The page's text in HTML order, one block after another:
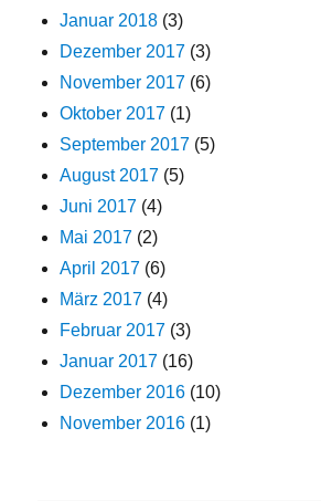
Januar 2018 (3)
Dezember 2017 (3)
November 2017 (6)
Oktober 2017 (1)
September 2017 (5)
August 2017 (5)
Juni 2017 (4)
Mai 2017 (2)
April 2017 (6)
März 2017 (4)
Februar 2017 (3)
Januar 2017 (16)
Dezember 2016 (10)
November 2016 (1)